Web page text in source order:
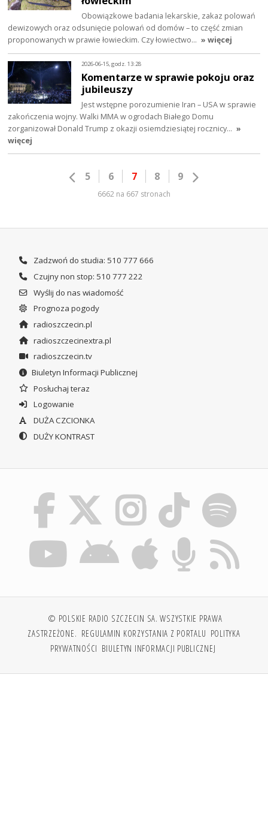
Obowiązkowe badania lekarskie, zakaz polowań
dewizowych oraz odsunięcie polowań od domów – to część zmian
proponowanych w prawie łowieckim. Czy łowiectwo… » więcej
2026-06-15, godz. 13:28
Komentarze w sprawie pokoju oraz
jubileuszy
Jest wstępne porozumienie Iran – USA w sprawie
zakończenia wojny. Walki MMA w ogrodach Białego Domu
zorganizował Donald Trump z okazji osiemdziesiątej rocznicy… »
więcej
5 6 7 8 9
6662 na 667 stronach
Zadzwoń do studia: 510 777 666
Czujny non stop: 510 777 222
Wyślij do nas wiadomość
Prognoza pogody
radioszczecin.pl
radioszczecinextra.pl
radioszczecin.tv
Biuletyn Informacji Publicznej
Posłuchaj teraz
Logowanie
DUŻA CZCIONKA
DUŻY KONTRAST
© POLSKIE RADIO SZCZECIN SA. WSZYSTKIE PRAWA
ZASTRZEŻONE. REGULAMIN KORZYSTANIA Z PORTALU POLITYKA
PRYWATNOŚCI BIULETYN INFORMACJI PUBLICZNEJ